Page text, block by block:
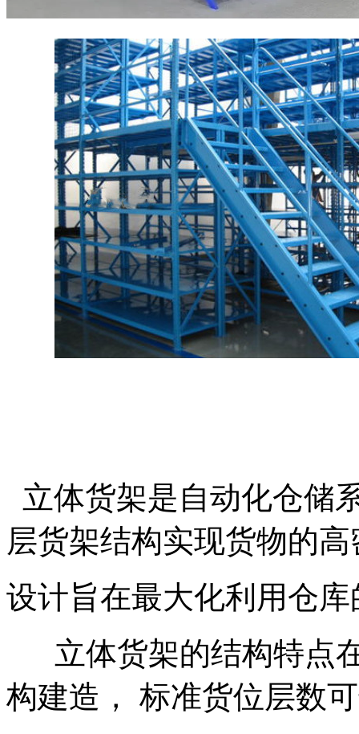
立体货架是自动化仓储
层货架结构实现货物的
设计旨在最大化利用仓
立体货架的结构特点
构建造，‌ 标准货位层数